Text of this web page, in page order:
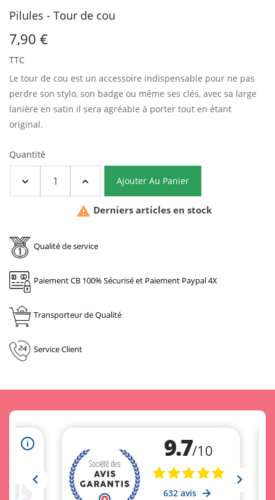
Pilules - Tour de cou
7,90 €
TTC
Le tour de cou est un accessoire indispensable pour ne pas
perdre son stylo, son badge ou même ses clés, avec sa large
lanière en satin il sera agréable à porter tout en étant
original.
Quantité
Ajouter Au Panier
 Derniers articles en stock
Qualité de service
Paiement CB 100% Sécurisé et Paiement Paypal 4X
Transporteur de Qualité
Service Client